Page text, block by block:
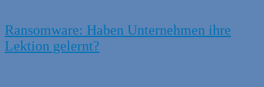
Ransomware: Haben Unternehmen ihre
Lektion gelernt?